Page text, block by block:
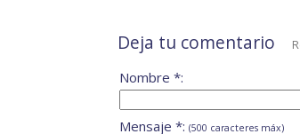
Deja tu comentario
Nombre *:
Mensaje *: (500 caracteres máx)